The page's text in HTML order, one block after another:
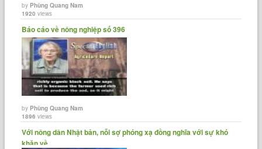
byPhùng Quang Nam
1920 views
Báo cáo về nông nghiệp số 396
byPhùng Quang Nam
1896 views
Với nông dân Nhật bản, nỗi sợ phóng xạ đồng nghĩa với sự khó
khăn về......